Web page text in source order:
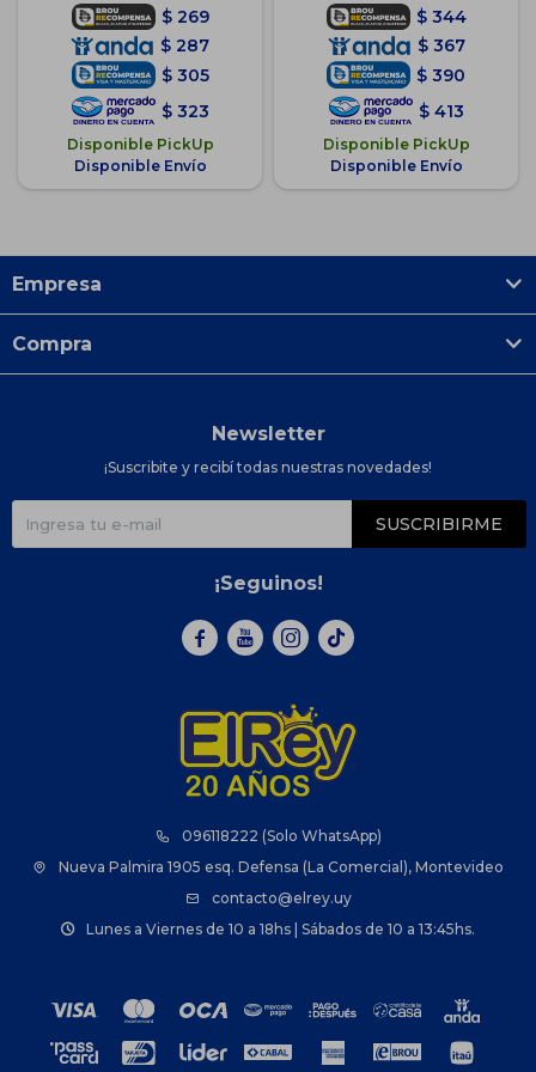
$ 269
$ 287
$ 305
$ 323
Disponible PickUp
Disponible Envío
$ 344
$ 367
$ 390
$ 413
Disponible PickUp
Disponible Envío
096118222 (Solo WhatsApp)
Nueva Palmira 1905 esq. Defensa (La Comercial), Montevideo
contacto@elrey.uy
Lunes a Viernes de 10 a 18hs | Sábados de 10 a 13:45hs.
Empresa
Compra
Newsletter
¡Suscribite y recibí todas nuestras novedades!
SUSCRIBIRME
¡Seguinos!
  